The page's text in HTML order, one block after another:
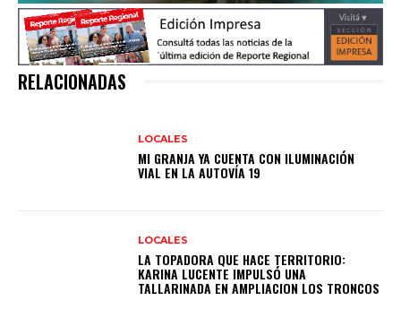
RELACIONADAS
LOCALES
MI GRANJA YA CUENTA CON ILUMINACIÓN
VIAL EN LA AUTOVÍA 19
LOCALES
LA TOPADORA QUE HACE TERRITORIO:
KARINA LUCENTE IMPULSÓ UNA
TALLARINADA EN AMPLIACION LOS TRONCOS